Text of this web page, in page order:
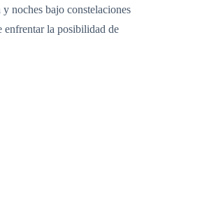
noches bajo constelaciones
enfrentar la posibilidad de